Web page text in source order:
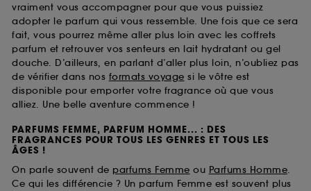
vraiment vous accompagner pour que vous puissiez
adopter le parfum qui vous ressemble. Une fois que ce sera
fait, vous pourrez même aller plus loin avec les coffrets
parfum et retrouver vos senteurs en lait hydratant ou gel
douche. D’ailleurs, en parlant d’aller plus loin, n’oubliez pas
de vérifier dans nos formats voyage si le vôtre est
disponible pour emporter votre fragrance où que vous
alliez. Une belle aventure commence !
PARFUMS FEMME, PARFUM HOMME... : DES
FRAGRANCES POUR TOUS LES GENRES ET TOUS LES
ÂGES !
On parle souvent de parfums Femme ou Parfums Homme.
Ce qui les différencie ? Un parfum Femme est souvent plus